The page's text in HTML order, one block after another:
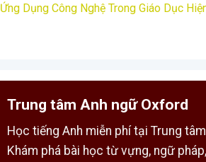
Ứng Dụng Công Nghệ Trong Giáo Dục
Trung tâm Anh ngữ Oxford
Học tiếng Anh miễn phí tại Trung
Khám phá bài học từ vựng, ngữ